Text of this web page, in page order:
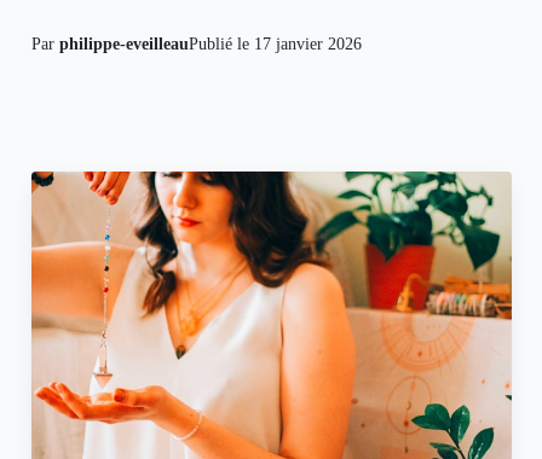
Par philippe-eveilleauPublié le 17 janvier 2026